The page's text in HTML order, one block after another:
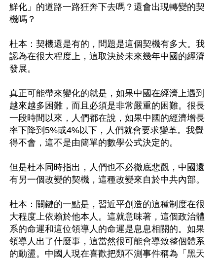
鮮化」的道路一路狂奔下去嗎？還會出現轉變的契
機嗎？
杜本：契機還是有的，問題是這個契機有多大。我
認為在很大程度上，這取決於未來幾年中國的經濟
發展。
真正可能帶來變化的就是，如果中國在經濟上遇到
越來越多困難，而且必須是非常嚴重的困難。很長
一段時間以來，人們都在說，如果中國的經濟增長
率下降到5%或4%以下，人們就會要求變革。我覺
得不會，這不是由簡單的數學公式決定的。
但是杜本同時指出，人們也不必徹底悲觀，中國還
有另一個改變的契機，這種改變來自於中共內部。
杜本：關鍵的一點是，習近平創造的這種制度在很
大程度上依賴於他本人。這就意味著，這個政治體
系的命運和這位領導人的命運是息息相關的。如果
領導人出了什麼事，這當然很可能會導致整個體系
的動盪。中國人現在喜歡把類不測事件稱為「黑天